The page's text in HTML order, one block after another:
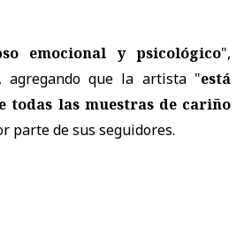
emocional y psicológico",
agregando que la artista "está
todas las muestras de cariño
parte de sus seguidores.